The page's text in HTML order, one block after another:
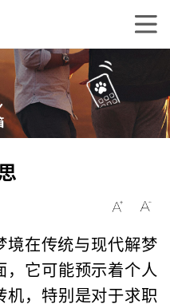
境在传统与现代解梦
，它可能预示着个人
机，特别是对于求职